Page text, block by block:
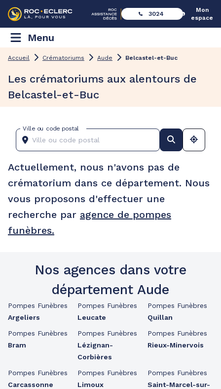
3024
Mon
espace
Menu
Accueil Crématoriums Aude Belcastel-et-Buc
Les crématoriums aux alentours de
Belcastel-et-Buc
Ville ou code postal
Actuellement, nous n'avons pas de
crématorium dans ce département. Nous
vous proposons d'effectuer une
recherche par agence de pompes
funèbres.
Nos agences dans votre
département Aude
Pompes Funèbres
Argeliers
Pompes Funèbres
Bram
Pompes Funèbres
Carcassonne
Pompes Funèbres
Leucate
Pompes Funèbres
Lézignan-
Corbières
Pompes Funèbres
Limoux
Pompes Funèbres
Quillan
Pompes Funèbres
Rieux-Minervois
Pompes Funèbres
Saint-Marcel-sur-